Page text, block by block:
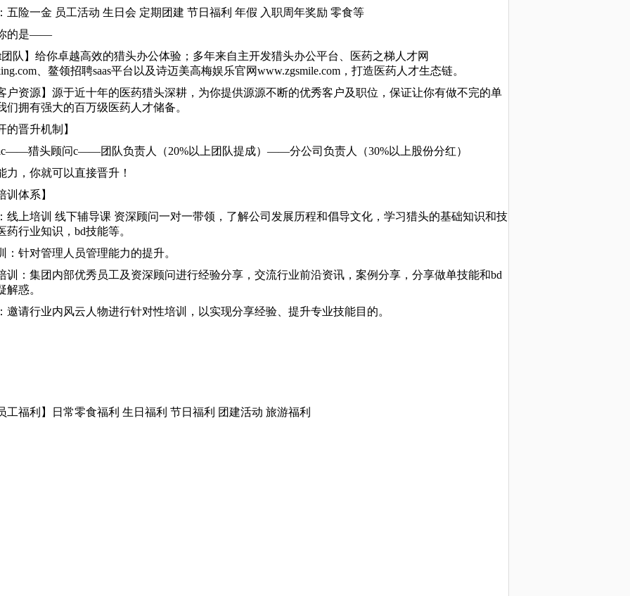
五险一金 员工活动 生日会 定期团建 节日福利 年假 入职周年奖励 零食等
的是——
团队】给你卓越高效的猎头办公体验；多年来自主开发猎头办公平台、医药之梯人才网
、鳌领招聘saas平台以及诗迈美高梅娱乐官网www.zgsmile.com，打造医药人才生态链。
户资源】源于近十年的医药猎头深耕，为你提供源源不断的优秀客户及职位，保证让你有做不完的单
们拥有强大的百万级医药人才储备。
的晋升机制】
猎头顾问c——团队负责人（20%以上团队提成）——分公司负责人（30%以上股份分红）
力，你就可以直接晋升！
训体系】
线上培训 线下辅导课 资深顾问一对一带领，了解公司发展历程和倡导文化，学习猎头的基础知识和技
药行业知识，bd技能等。
：针对管理人员管理能力的提升。
训：集团内部优秀员工及资深顾问进行经验分享，交流行业前沿资讯，案例分享，分享做单技能和bd
解惑。
邀请行业内风云人物进行针对性培训，以实现分享经验、提升专业技能目的。
工福利】日常零食福利 生日福利 节日福利 团建活动 旅游福利